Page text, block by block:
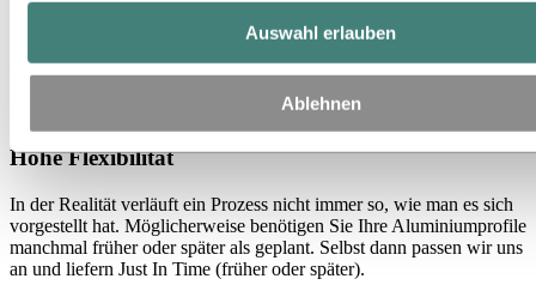
Auswahl erlauben
Ablehnen
Durch die ordnungsgemäße Verteilung von Kundenaufträgen an
unsere verschiedenen Produktionsstandorte in den Benelux-Ländern
Profile in Ihrem Prozess benötigen: Just In Time.
Hohe Flexibilität
In der Realität verläuft ein Prozess nicht immer so, wie man es sich
vorgestellt hat. Möglicherweise benötigen Sie Ihre Aluminiumprofile
manchmal früher oder später als geplant. Selbst dann passen wir uns
an und liefern Just In Time (früher oder später).